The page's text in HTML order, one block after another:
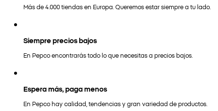
Más de 4.000 tiendas en Europa. Queremos estar siempre a tu lado.
Siempre precios bajos
En Pepco encontrarás todo lo que necesitas a precios bajos.
Espera más, paga menos
En Pepco hay calidad, tendencias y gran variedad de productos.